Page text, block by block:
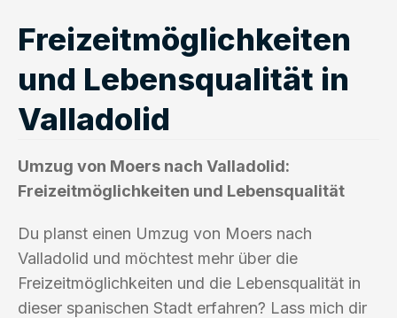
Freizeitmöglichkeiten
und Lebensqualität in
Valladolid
Umzug von Moers nach Valladolid:
Freizeitmöglichkeiten und Lebensqualität
Du planst einen Umzug von Moers nach
Valladolid und möchtest mehr über die
Freizeitmöglichkeiten und die Lebensqualität in
dieser spanischen Stadt erfahren? Lass mich dir